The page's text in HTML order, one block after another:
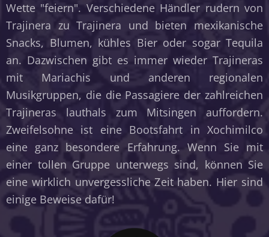
Wette "feiern". Verschiedene Händler rudern von
Trajinera zu Trajinera und bieten mexikanische
Snacks, Blumen, kühles Bier oder sogar Tequila
an. Dazwischen gibt es immer wieder Trajineras
mit Mariachis und anderen regionalen
Musikgruppen, die die Passagiere der zahlreichen
Trajineras lauthals zum Mitsingen auffordern.
Zweifelsohne ist eine Bootsfahrt in Xochimilco
eine ganz besondere Erfahrung. Wenn Sie mit
einer tollen Gruppe unterwegs sind, können Sie
eine wirklich unvergessliche Zeit haben. Hier sind
einige Beweise dafür!